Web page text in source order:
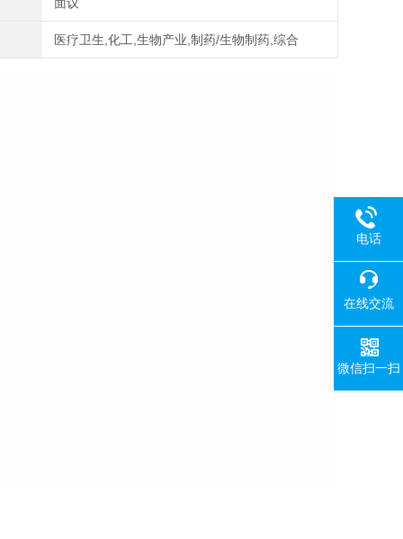
医疗卫生,化工,生物产业,制药/生物制药,综合
电话
在线交流
微信扫一扫